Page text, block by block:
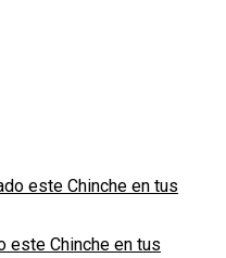
este Chinche en tus